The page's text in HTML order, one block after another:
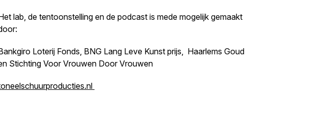
lab, de tentoonstelling en de podcast is mede mogelijk gemaakt
Loterij Fonds, BNG Lang Leve Kunst prijs, Haarlems Goud
Stichting Voor Vrouwen Door Vrouwen